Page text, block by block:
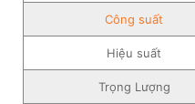
Công suất
Hiệu suất
Trọng Lượng